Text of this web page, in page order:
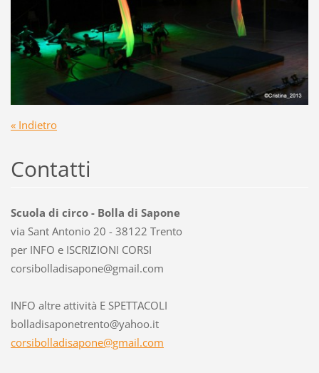
« Indietro
Contatti
Scuola di circo - Bolla di Sapone
via Sant Antonio 20 - 38122 Trento
per INFO e ISCRIZIONI CORSI
corsibolladisapone@gmail.com
INFO altre attività E SPETTACOLI
bolladisaponetrento@yahoo.it
corsibolladisapone@gmail.com